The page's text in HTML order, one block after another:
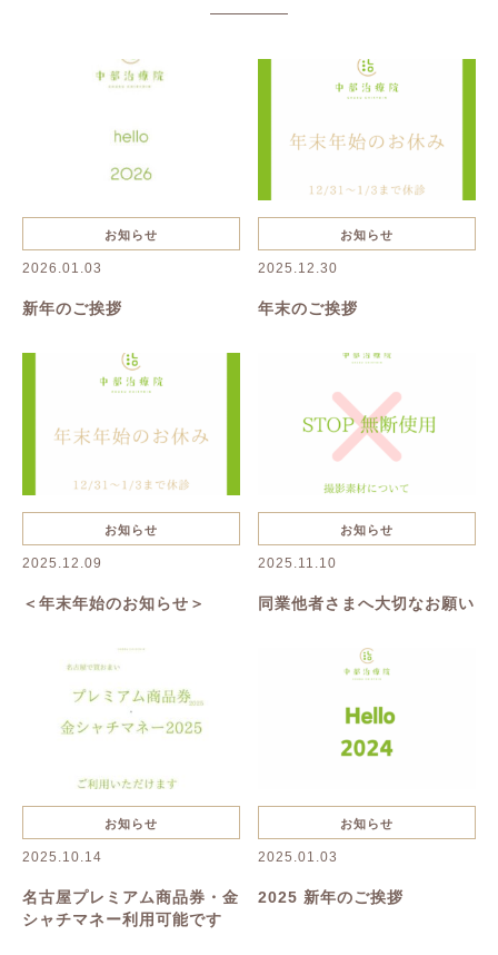
一般治療
リフトアップ
名古屋美容鍼 名古屋市美容鍼
たるみ
シワ イボ
キャンペーン お知らせ
お知らせ
2026.01.03
新年のご挨拶
お知らせ
2025.12.30
年末のご挨拶
お知らせ
2025.12.09
＜年末年始のお知らせ＞
お知らせ
2025.11.10
同業他者さまへ大切なお願い
お知らせ
2025.10.14
名古屋プレミアム商品券・金
シャチマネー利用可能です
お知らせ
2025.01.03
2025 新年のご挨拶